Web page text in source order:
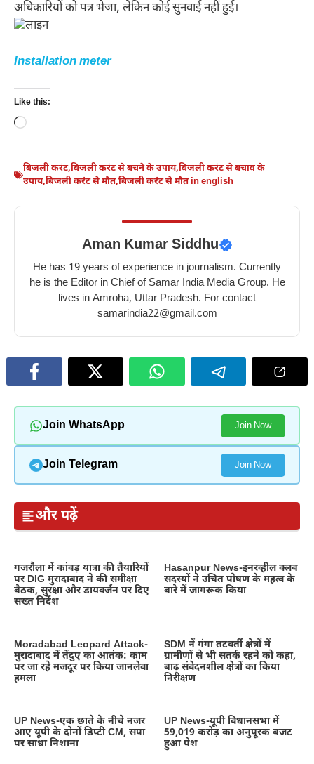
अधिकारियों को पत्र भेजा, लेकिन कोई सुनवाई नहीं हुई।
Installation meter
Like this:
Loading…
बिजली करंट,बिजली करंट से बचने के उपाय,बिजली करंट से बचाव के
उपाय,बिजली करंट से मौत,बिजली करंट से मौत in english
Aman Kumar Siddhu
He has 19 years of experience in journalism. Currently
he is the Editor in Chief of Samar India Media Group. He
lives in Amroha, Uttar Pradesh. For contact
samarindia22@gmail.com
Join WhatsApp Join Now
Join Telegram Join Now
और पढ़ें
गजरौला में कांवड़ यात्रा की तैयारियों
पर DIG मुरादाबाद ने की समीक्षा
बैठक, सुरक्षा और डायवर्जन पर दिए
सख्त निर्देश
Hasanpur News-इनरव्हील क्लब
सदस्यों ने उचित पोषण के महत्व के
बारे में जागरूक किया
Moradabad Leopard Attack-
मुरादाबाद में तेंदुए का आतंक: काम
पर जा रहे मजदूर पर किया जानलेवा
हमला
SDM नें गंगा तटवर्ती क्षेत्रों में
ग्रामीणों से भी सतर्क रहने को कहा,
बाढ़ संवेदनशील क्षेत्रों का किया
निरीक्षण
UP News-एक छाते के नीचे नजर
आए यूपी के दोनों डिप्टी CM, सपा
पर साधा निशाना
UP News-यूपी विधानसभा में
59,019 करोड़ का अनुपूरक बजट
हुआ पेश